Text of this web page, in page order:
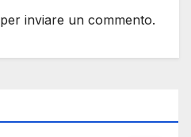
per inviare un commento.